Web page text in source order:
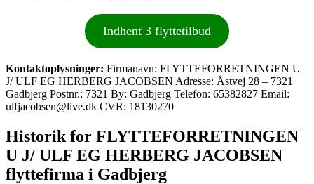
Indhent 3 flyttetilbud
Kontaktoplysninger: Firmanavn: FLYTTEFORRETNINGEN U
J/ ULF EG HERBERG JACOBSEN Adresse: Åstvej 28 – 7321
Gadbjerg Postnr.: 7321 By: Gadbjerg Telefon: 65382827 Email:
ulfjacobsen@live.dk CVR: 18130270
Historik for FLYTTEFORRETNINGEN
U J/ ULF EG HERBERG JACOBSEN
flyttefirma i Gadbjerg